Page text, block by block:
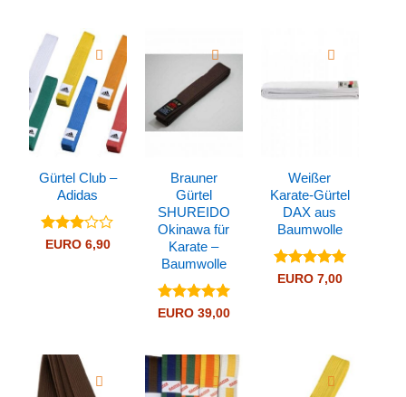
Gürtel Club –
Adidas
Bewertet
EURO6,90
Brauner
Gürtel
SHUREIDO
Okinawa für
Karate –
Baumwolle
Bewertet
EURO39,00
Weißer
Karate-Gürtel
DAX aus
Baumwolle
Bewertet
EURO7,00